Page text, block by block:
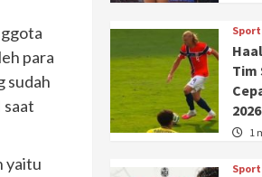
para
sudah
saat
yaitu
Sport
Tim
2026
1
Sport